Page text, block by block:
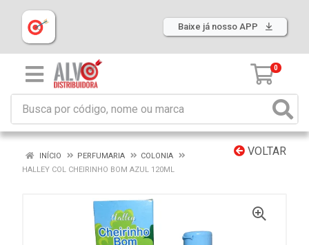
Baixe já nosso APP
0
VOLTAR
INÍCIO PERFUMARIA
COLONIA
HALLEY COL CHEIRINHO BOM AZUL 120ML